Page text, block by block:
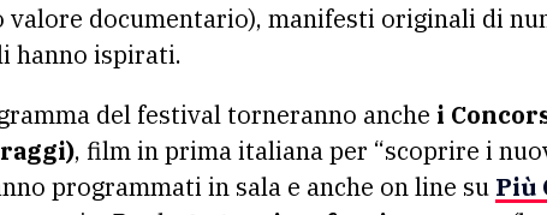
valore documentario), manifesti originali di
hanno ispirati.
del festival torneranno anche i
, film in prima italiana per “scoprire i
programmati in sala e anche on line su Più